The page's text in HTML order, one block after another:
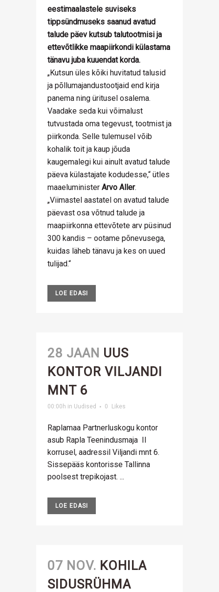
eestimaalastele suviseks
tippsündmuseks saanud avatud
talude päev kutsub talutootmisi ja
ettevõtlikke maapiirkondi külastama
tänavu juba kuuendat korda.
„Kutsun üles kõiki huvitatud talusid
ja põllumajandustootjaid end kirja
panema ning üritusel osalema.
Vaadake seda kui võimalust
tutvustada oma tegevust, tootmist ja
piirkonda. Selle tulemusel võib
kohalik toit ja kaup jõuda
kaugemalegi kui ainult avatud talude
päeva külastajate kodudesse,“ ütles
maaeluminister Arvo Aller.
„Viimastel aastatel on avatud talude
päevast osa võtnud talude ja
maapiirkonna ettevõtete arv püsinud
300 kandis – ootame põnevusega,
kuidas läheb tänavu ja kes on uued
tulijad.“
LOE EDASI
28 JAAN UUS
KONTOR VILJANDI
MNT 6
00:00h in Uudised 0 Likes
Raplamaa Partnerluskogu kontor
asub Rapla Teenindusmaja II
korrusel, aadressil Viljandi mnt 6.
Sissepääs kontorisse Tallinna
poolsest trepikojast. ...
LOE EDASI
07 NOV. KOHILA
SIDUSRÜHMA